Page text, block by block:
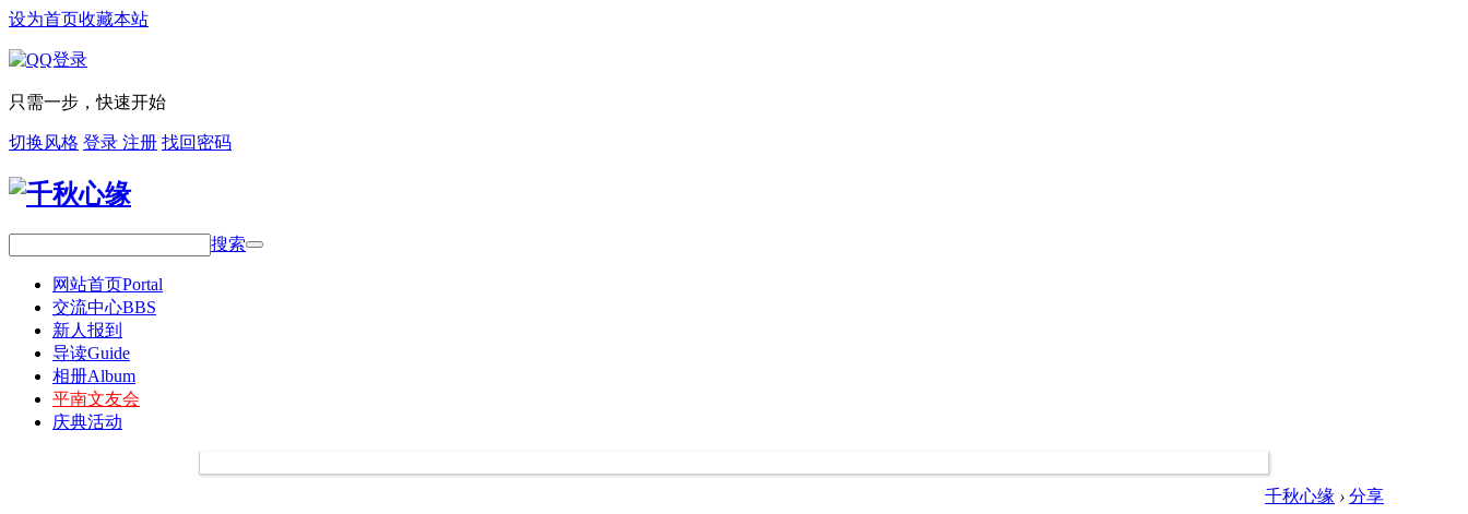
设为首页收藏本站
只需一步，快速开始
切换风格 登录 注册 找回密码
搜索
网站首页Portal
交流中心BBS
新人报到
导读Guide
相册Album
平南文友会
庆典活动
千秋心缘 › 分享